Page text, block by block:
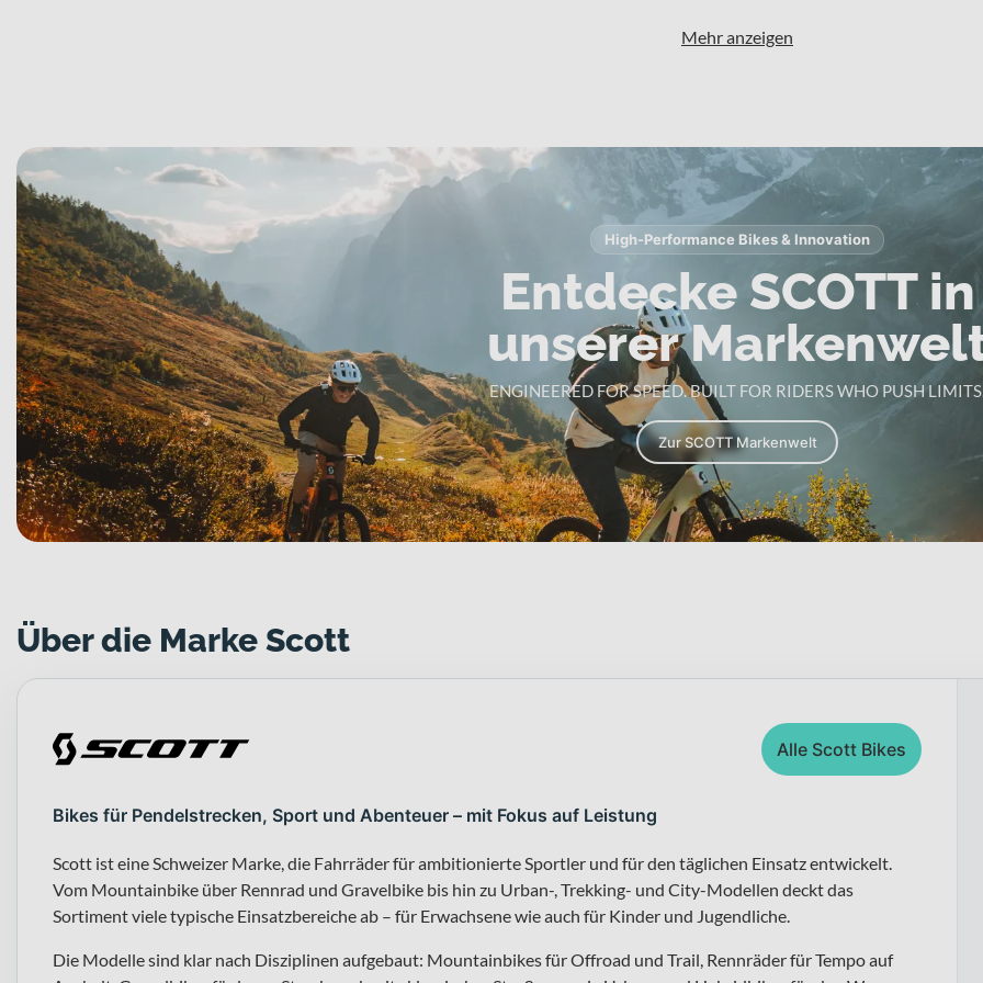
Mehr anzeigen
High-Performance Bikes & Innovation
Entdecke SCOTT in
unserer
ENGINEERED FOR SPEED. BUILT FOR RIDERS WHO PUSH
Zur SCOTT Markenwelt
Über die Marke Scott
Alle Scott Bikes
Bikes für Pendelstrecken, Sport und Abenteuer – mit Fokus auf Leistung
Scott ist eine Schweizer Marke, die Fahrräder für ambitionierte Sportler und für den täglichen Einsatz entwickelt.
Vom Mountainbike über Rennrad und Gravelbike bis hin zu Urban-, Trekking- und City-Modellen deckt das
Sortiment viele typische Einsatzbereiche ab – für Erwachsene wie auch für Kinder und Jugendliche.
Die Modelle sind klar nach Disziplinen aufgebaut: Mountainbikes für Offroad und Trail, Rennräder für Tempo auf